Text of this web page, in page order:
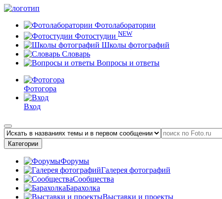
Фотолаборатории
Фотостудии NEW
Школы фотографий
Словарь
Вопросы и ответы
Фотогора
Вход
Категории
Форумы
Галерея фотографий
Сообщества
Барахолка
Выставки и проекты